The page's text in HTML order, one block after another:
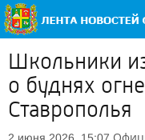
Школьники
о буднях
Ставрополья